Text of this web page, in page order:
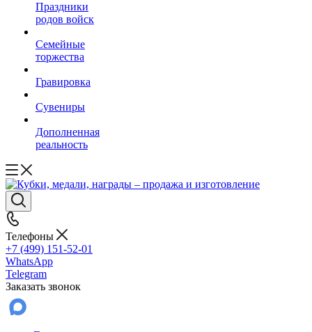
Праздники
родов войск
Семейные
торжества
Гравировка
Сувениры
Дополненная
реальность
Телефоны
+7 (499) 151-52-01
WhatsApp
Telegram
Заказать звонок